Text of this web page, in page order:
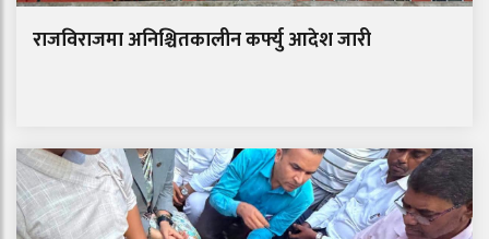
राजविराजमा अनिश्चितकालीन कर्फ्यु आदेश जारी